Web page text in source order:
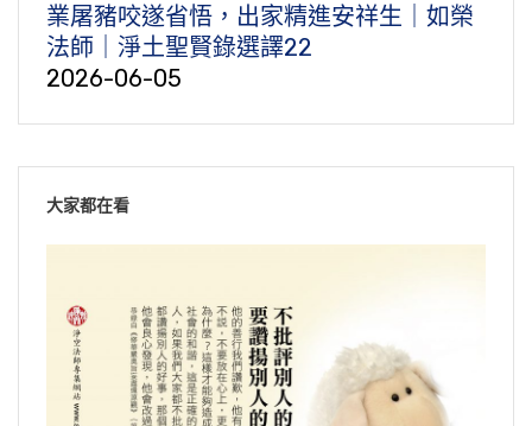
業屠豬咬遂省悟，出家精進安祥生｜如榮
法師｜淨土聖賢錄選譯22
2026-06-05
大家都在看